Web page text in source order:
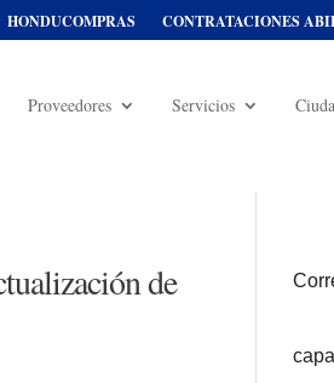
HONDUCOMPRAS CONTRATACIONES
Proveedores Servicios
de